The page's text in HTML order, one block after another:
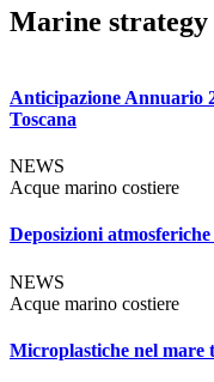
Marine strategy
Anticipazione Annuario
Toscana
NEWS
Acque marino costiere
Deposizioni
NEWS
Acque marino costiere
Microplastiche nel mare